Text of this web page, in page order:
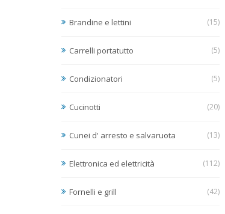
Brandine e lettini (15)
Carrelli portatutto (5)
Condizionatori (5)
Cucinotti (20)
Cunei d' arresto e salvaruota (13)
Elettronica ed elettricità (112)
Fornelli e grill (42)